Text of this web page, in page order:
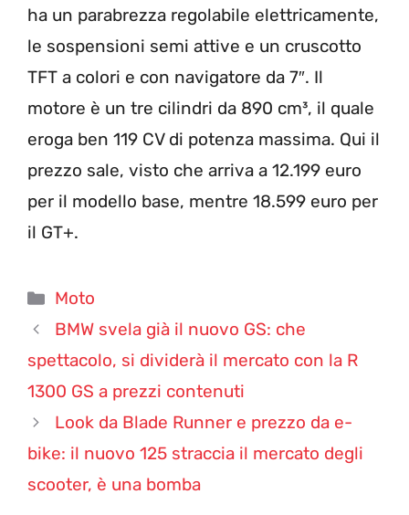
ha un parabrezza regolabile elettricamente,
le sospensioni semi attive e un cruscotto
TFT a colori e con navigatore da 7″. Il
motore è un tre cilindri da 890 cm³, il quale
eroga ben 119 CV di potenza massima. Qui il
prezzo sale, visto che arriva a 12.199 euro
per il modello base, mentre 18.599 euro per
il GT+.
Categorie
Moto
BMW svela già il nuovo GS: che
spettacolo, si dividerà il mercato con la R
1300 GS a prezzi contenuti
Look da Blade Runner e prezzo da e-
bike: il nuovo 125 straccia il mercato degli
scooter, è una bomba